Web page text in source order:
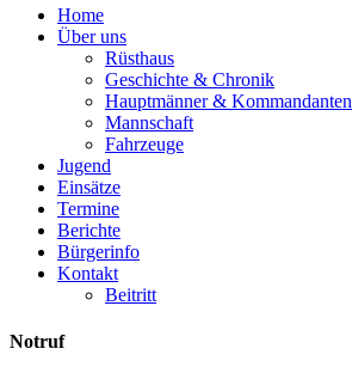
Home
Über uns
Rüsthaus
Geschichte & Chronik
Hauptmänner & Kommandanten
Mannschaft
Fahrzeuge
Jugend
Einsätze
Termine
Berichte
Bürgerinfo
Kontakt
Beitritt
Notruf